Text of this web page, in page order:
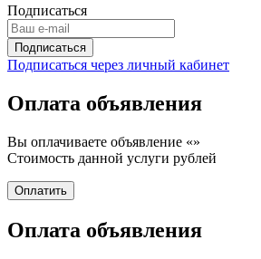
Подписаться
Подписаться через личный кабинет
Оплата объявления
Вы оплачиваете объявление «»
Стоимость данной услуги рублей
Оплата объявления